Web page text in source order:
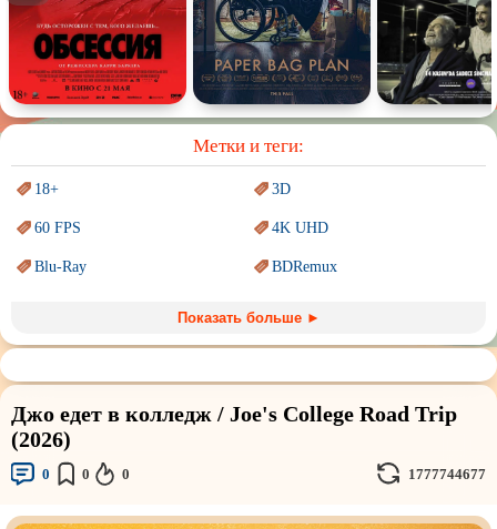
Спектакль Сказка Немое кино Для взрослых
Метки и теги:
18+ 3D
60 FPS 4K UHD
Blu-Ray BDRemux
Sci-Fi (Научнаяфантастика) Trash (трэш) movies
Авангард иСюрреализм Ангелы и Демоны
Аниме Антиутопия
Врачи
Показать больше ►
Джо едет в колледж / Joe's College Road Trip
(2026)
0 0 0 1777744677